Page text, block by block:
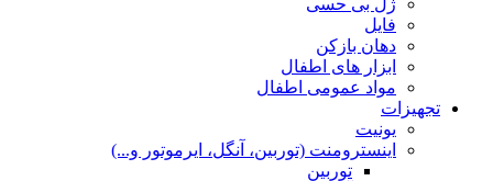
ژل بی حسی
فایل
دهان بازکن
ابزار های اطفال
مواد عمومی اطفال
تجهیزات
یونیت
اینسترومنت (توربین، آنگل، ایرموتور و...)
توربین